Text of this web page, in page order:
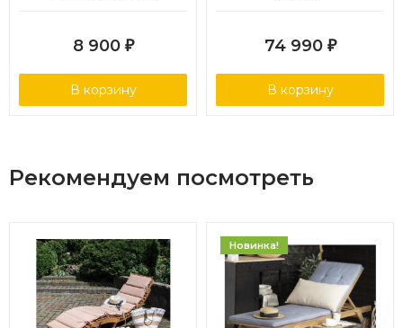
8 900 ₽
В корзину
74 990 ₽
В корзину
Рекомендуем посмотреть
Новинка!